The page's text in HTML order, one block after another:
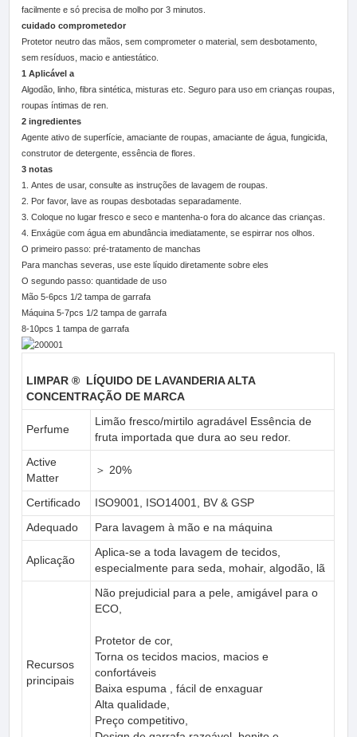
facilmente e só precisa de molho por 3 minutos.
cuidado comprometedor
Protetor neutro das mãos, sem comprometer o material, sem desbotamento,
sem resíduos, macio e antiestático.
1 Aplicável a
Algodão, linho, fibra sintética, misturas etc. Seguro para uso em crianças roupas,
roupas íntimas de ren.
2 ingredientes
Agente ativo de superfície, amaciante de roupas, amaciante de água, fungicida,
construtor de detergente, essência de flores.
3 notas
1. Antes de usar, consulte as instruções de lavagem de roupas.
2. Por favor, lave as roupas desbotadas separadamente.
3. Coloque no lugar fresco e seco e mantenha-o fora do alcance das crianças.
4. Enxágüe com água em abundância imediatamente, se espirrar nos olhos.
O primeiro passo: pré-tratamento de manchas
Para manchas severas, use este líquido diretamente sobre eles
O segundo passo: quantidade de uso
Mão 5-6pcs 1/2 tampa de garrafa
Máquina 5-7pcs 1/2 tampa de garrafa
8-10pcs 1 tampa de garrafa
LIMPAR ®
LÍQUIDO DE LAVANDERIA ALTA
CONCENTRAÇÃO DE MARCA
Perfume
Limão fresco/mirtilo agradável Essência de
fruta importada que dura ao seu redor.
Active
Matter
＞ 20%
Certificado ISO9001, ISO14001, BV & GSP
Adequado Para lavagem à mão e na máquina
Aplicação
Aplica-se a toda lavagem de tecidos,
especialmente para seda, mohair, algodão, lã
Recursos
principais
Não prejudicial para a pele, amigável para o
ECO,
Protetor de cor,
Torna os tecidos macios, macios e
confortáveis ​​
Baixa espuma , fácil de enxaguar
Alta qualidade,
Preço competitivo,